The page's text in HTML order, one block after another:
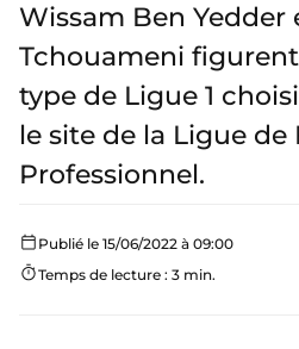
Wissam Ben Yedder
Tchouameni
type de Ligue 1
le site de la Ligue de
Professionnel.
Publié le 15/06/2022 à 09:00
Temps de lecture : 3 min.